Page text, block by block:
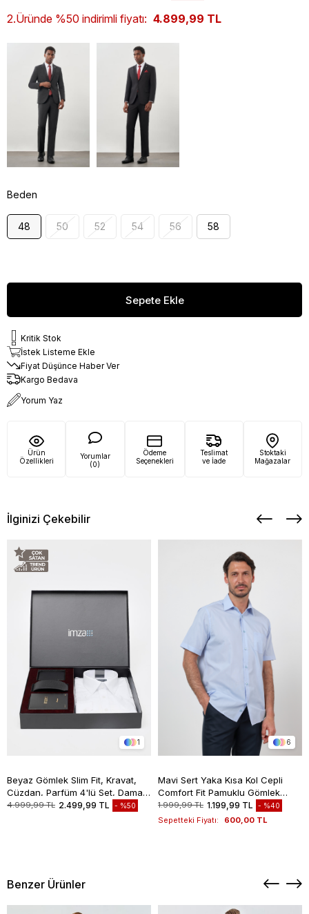
2.Üründe %50 indirimli fiyatı: 4.899,99 TL
Beden
48 50 52 54 56 58
Kritik Stok
İstek Listeme Ekle
Fiyat Düşünce Haber Ver
Kargo Bedava
Yorum Yaz
Ürün
Özellikleri
Yorumlar
(0)
Ödeme
Seçenekleri
Teslimat
ve İade
Stoktaki
Mağazalar
İlginizi Çekebilir
1
Beyaz Gömlek Slim Fit, Kravat,
Cüzdan, Parfüm 4'lü Set, Damat
Bohçası, Hediye Seti, Düğün Set
4.999,99 TL 2.499,99 TL %50
6
Mavi Sert Yaka Kısa Kol Cepli
Comfort Fit Pamuklu Gömlek
1004260258
1.999,99 TL 1.199,99 TL %40
Sepetteki Fiyatı: 600,00 TL
Benzer Ürünler